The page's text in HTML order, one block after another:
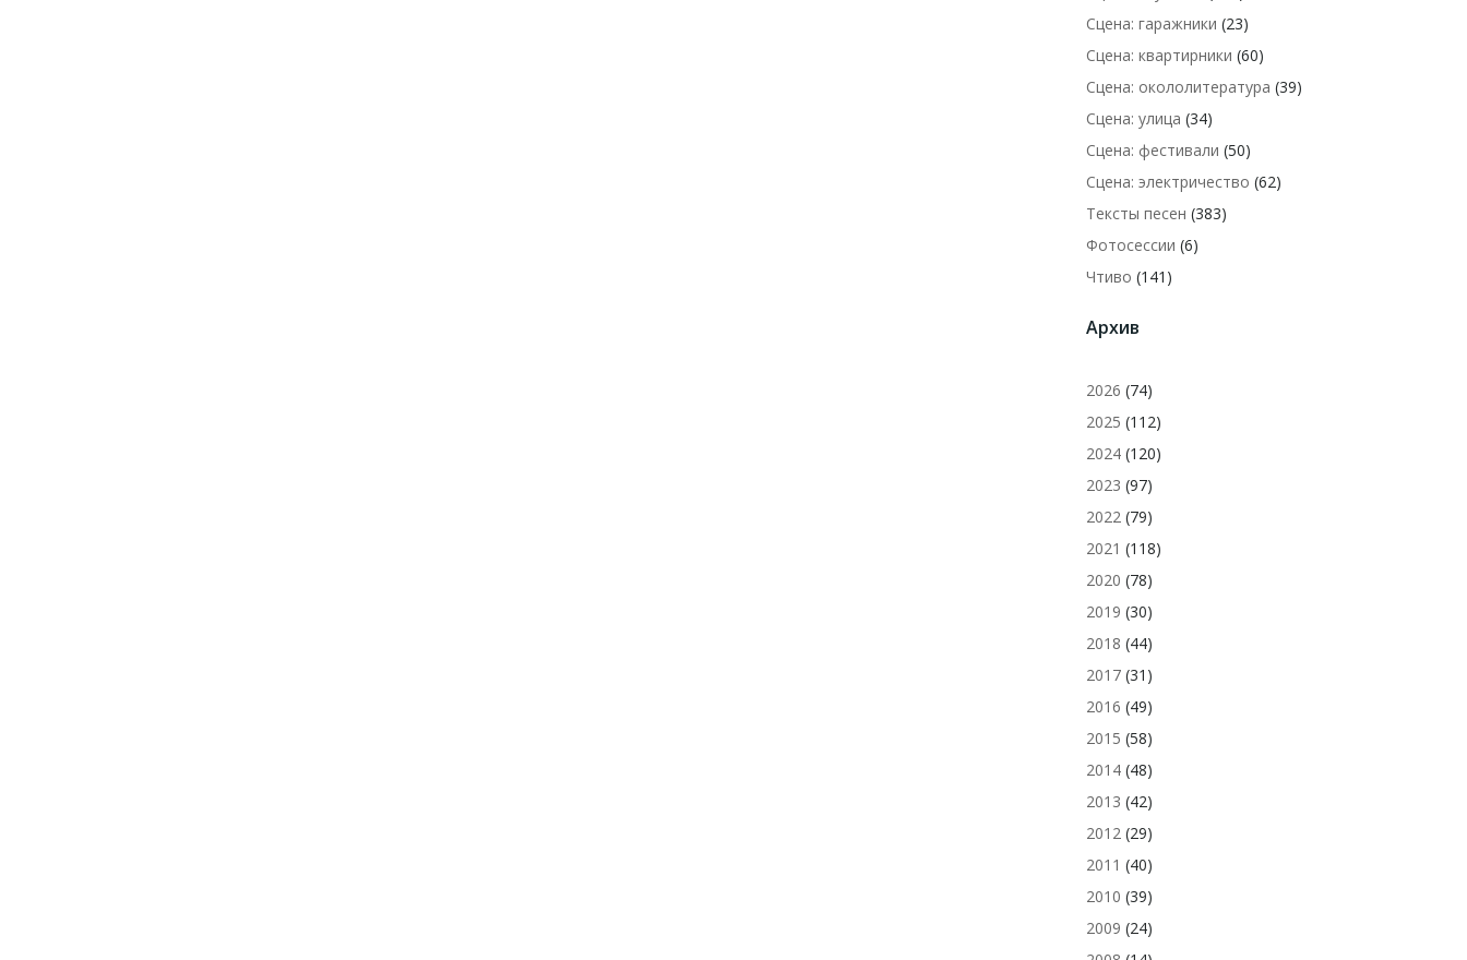
Сцена: гаражники (23)
Сцена: квартирники (60)
Сцена: окололитература (39)
Сцена: улица (34)
Сцена: фестивали (50)
Сцена: электричество (62)
Тексты песен (383)
Фотосессии (6)
Чтиво (141)
Архив
2026 (74)
2025 (112)
2024 (120)
2023 (97)
2022 (79)
2021 (118)
2020 (78)
2019 (30)
2018 (44)
2017 (31)
2016 (49)
2015 (58)
2014 (48)
2013 (42)
2012 (29)
2011 (40)
2010 (39)
2009 (24)